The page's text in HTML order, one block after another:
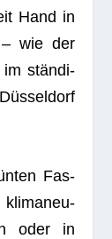
Hand in
wie der
im stän­di­
Fas­
kli­ma­neu­
oder in